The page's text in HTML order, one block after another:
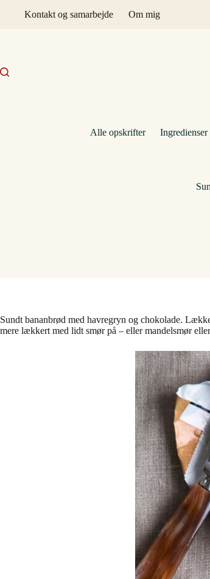
Kontakt og samarbejde Om mig
Alle opskrifter Ingredienser
Sundt bananbrød med havregryn og chokolade.
mere lækkert med lidt smør på – eller mandelsmør